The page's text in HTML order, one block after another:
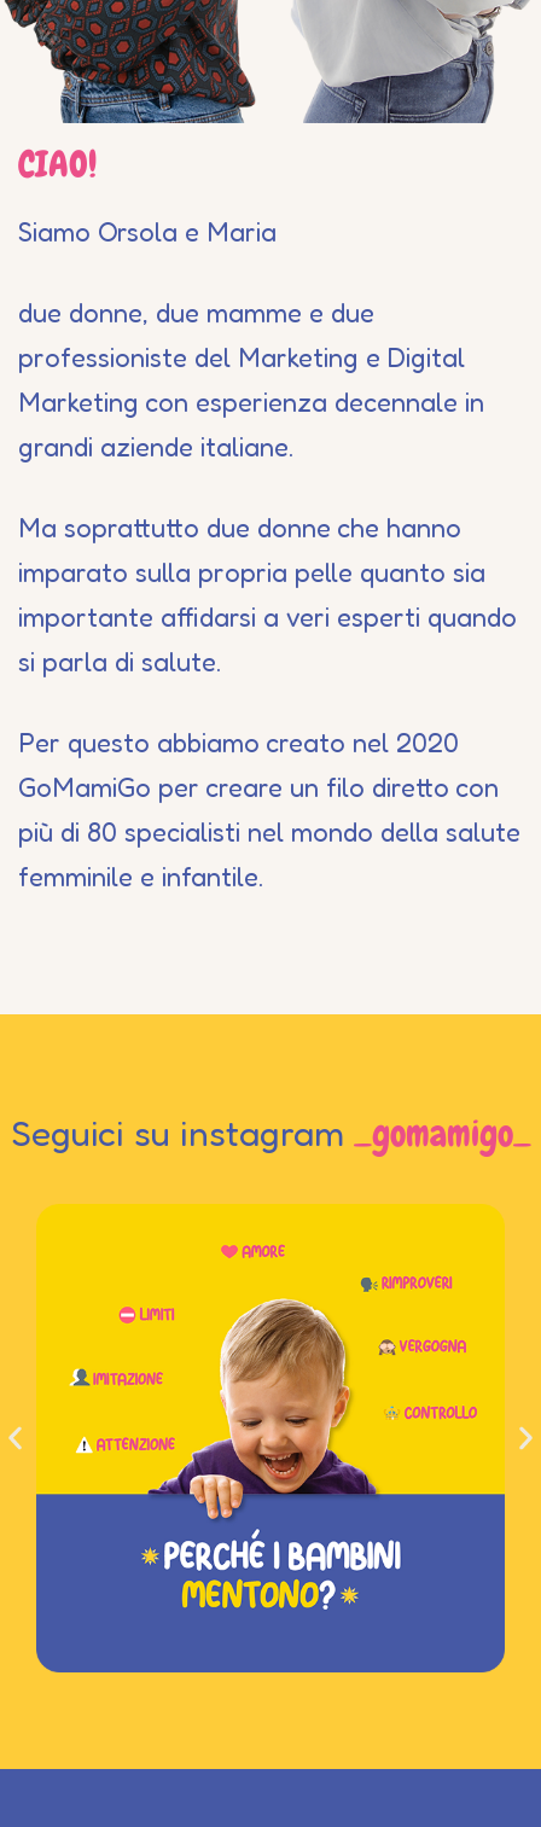
CIAO!
Siamo Orsola e Maria
due donne, due mamme e due
professioniste del Marketing e Digital
Marketing con esperienza decennale in
grandi aziende italiane.
Ma soprattutto due donne che hanno
imparato sulla propria pelle quanto sia
importante affidarsi a veri esperti quando
si parla di salute.
Per questo abbiamo creato nel 2020
GoMamiGo per creare un filo diretto con
più di 80 specialisti nel mondo della salute
femminile e infantile.
Seguici su instagram _gomamigo_